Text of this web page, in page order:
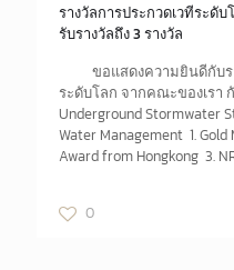
รางวัลการประกวดเวทีระ
รับรางวัลถึง 3 รางวัล
ขอแสดงความยินดีกับรา
ระดับโลก จากคณะของเรา
Underground Stormwater
Water Management 1.
Award from Hongkong 3.
0